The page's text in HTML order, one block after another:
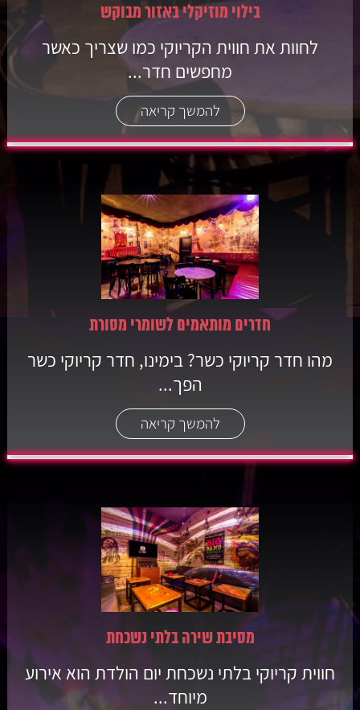
בילוי מוזיקלי באזור מבוקש
לחוות את חווית הקריוקי כמו שצריך כאשר
מחפשים חדר...
להמשך קריאה
חדרים מותאמים לשומרי מסורת
מהו חדר קריוקי כשר? בימינו, חדר קריוקי כשר
הפך...
להמשך קריאה
מסיבת שירה בלתי נשכחת
חווית קריוקי בלתי נשכחת יום הולדת הוא אירוע
מיוחד...